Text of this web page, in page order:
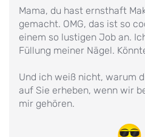
Mama, du hast ernsthaft
gemacht. OMG, das ist so
einem so lustigen Job an.
Füllung meiner Nägel.
Und ich weiß nicht, warum
auf Sie erheben, wenn wir
mir gehören.